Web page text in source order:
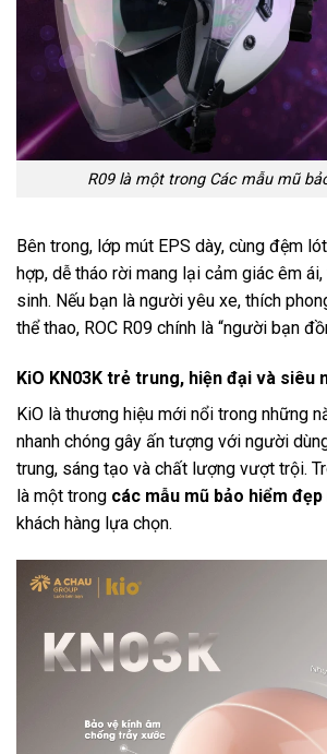
R09 là một trong Các mẫu mũ
Bên trong, lớp mút EPS dày, cùng đệm
hợp, dễ tháo rời mang lại cảm giác êm
sinh. Nếu bạn là người yêu xe, thích
thể thao, ROC R09 chính là “người bạn
KiO KN03K trẻ trung, hiện đại và siêu
KiO là thương hiệu mới nổi trong những
nhanh chóng gây ấn tượng với người
trung, sáng tạo và chất lượng vượt trội.
là một trong các mẫu mũ bảo hiểm đẹp
khách hàng lựa chọn.